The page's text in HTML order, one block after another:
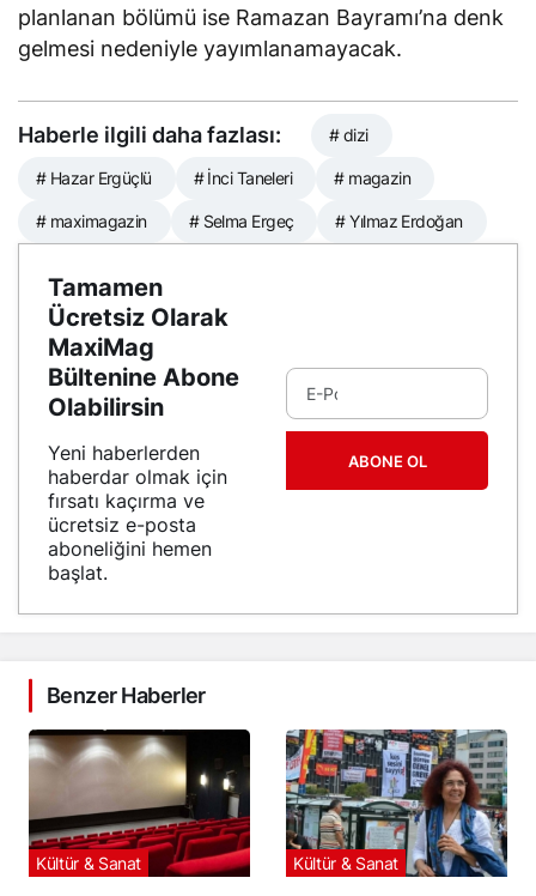
planlanan bölümü ise Ramazan Bayramı’na denk
gelmesi nedeniyle yayımlanamayacak.
Haberle ilgili daha fazlası: # dizi
# Hazar Ergüçlü # İnci Taneleri # magazin
# maximagazin # Selma Ergeç # Yılmaz Erdoğan
Tamamen
Ücretsiz Olarak
MaxiMag
Bültenine Abone
Olabilirsin
Yeni haberlerden
haberdar olmak için
fırsatı kaçırma ve
ücretsiz e-posta
aboneliğini hemen
başlat.
ABONE OL
Benzer Haberler
Kültür & Sanat Kültür & Sanat